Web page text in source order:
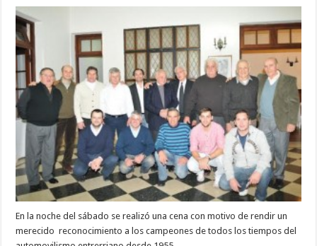
En la noche del sábado se realizó una cena con motivo de rendir un
merecido reconocimiento a los campeones de todos los tiempos del